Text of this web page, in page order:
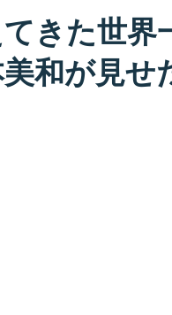
きた世界
和が見せ